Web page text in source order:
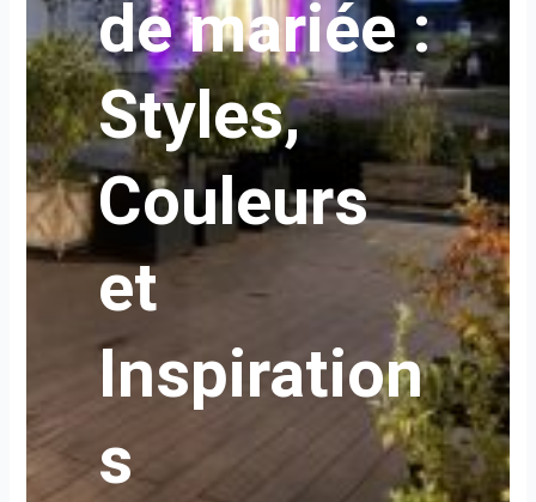
de mariée :
Styles,
Couleurs
et
Inspiration
s